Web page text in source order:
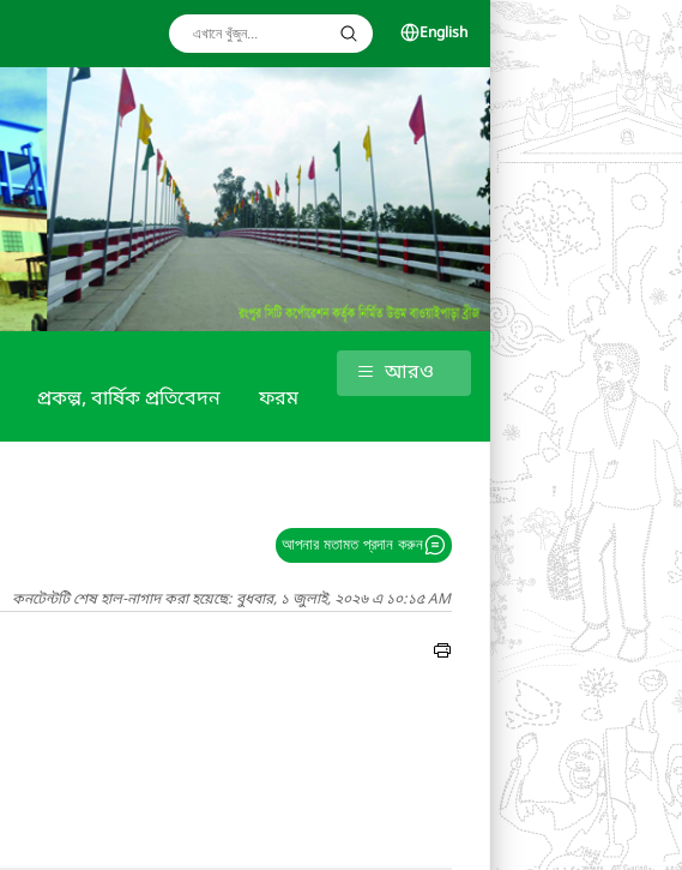
English
প্রকল্প, বার্ষিক প্রতিবেদন ফরম
আরও
আপনার মতামত প্রদান করুন
কনটেন্টটি শেষ হাল-নাগাদ করা হয়েছে: বুধবার, ১ জুলাই, ২০২৬ এ ১০:১৫ AM